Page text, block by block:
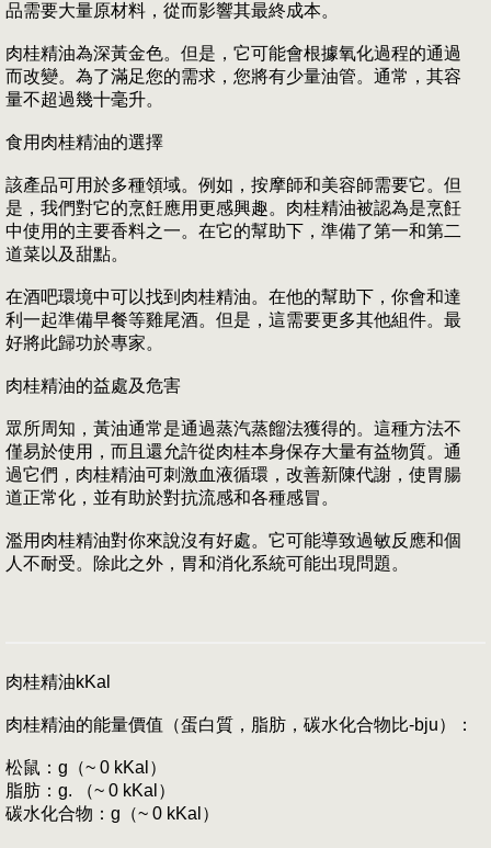
品需要大量原材料，從而影響其最終成本。
肉桂精油為深黃金色。但是，它可能會根據氧化過程的通過
而改變。為了滿足您的需求，您將有少量油管。通常，其容
量不超過幾十毫升。
食用肉桂精油的選擇
該產品可用於多種領域。例如，按摩師和美容師需要它。但
是，我們對它的烹飪應用更感興趣。肉桂精油被認為是烹飪
中使用的主要香料之一。在它的幫助下，準備了第一和第二
道菜以及甜點。
在酒吧環境中可以找到肉桂精油。在他的幫助下，你會和達
利一起準備早餐等雞尾酒。但是，這需要更多其他組件。最
好將此歸功於專家。
肉桂精油的益處及危害
眾所周知，黃油通常是通過蒸汽蒸餾法獲得的。這種方法不
僅易於使用，而且還允許從肉桂本身保存大量有益物質。通
過它們，肉桂精油可刺激血液循環，改善新陳代謝，使胃腸
道正常化，並有助於對抗流感和各種感冒。
濫用肉桂精油對你來說沒有好處。它可能導致過敏反應和個
人不耐受。除此之外，胃和消化系統可能出現問題。
肉桂精油kKal
肉桂精油的能量價值（蛋白質，脂肪，碳水化合物比-bju）：
松鼠：g（~ 0 kKal）
脂肪：g. （~ 0 kKal）
碳水化合物：g（~ 0 kKal）